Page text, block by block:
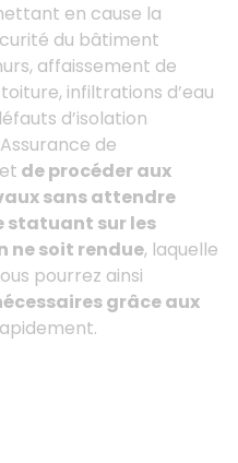
en cause la
du bâtiment
affaissement de
infiltrations d’eau
d’isolation
de
de procéder aux
sans attendre
statuant sur les
ne soit rendue, laquelle
pourrez ainsi
grâce aux